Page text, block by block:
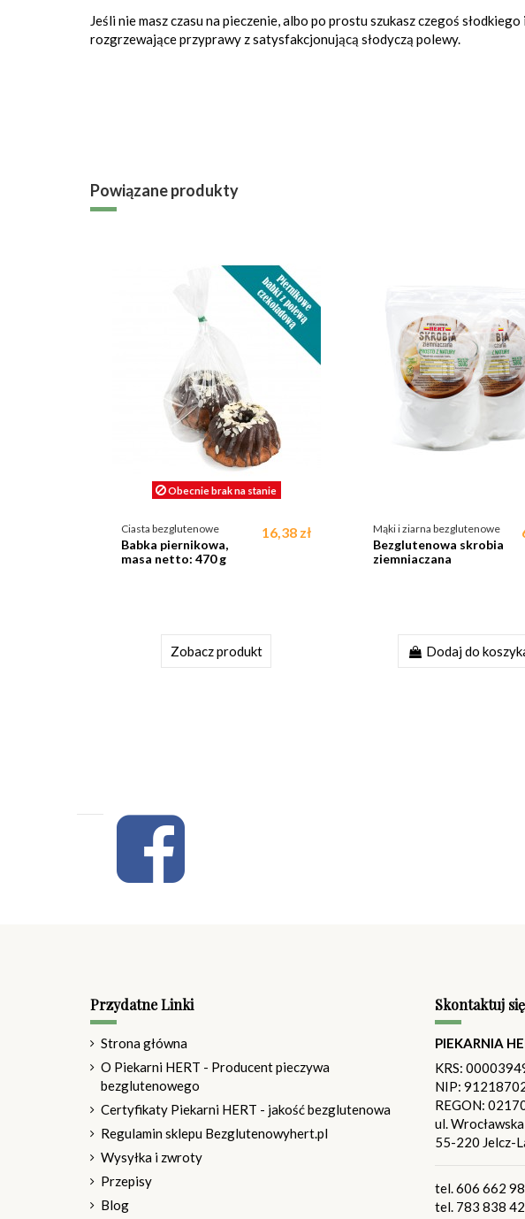
Jeśli nie masz czasu na pieczenie, albo po prostu szukasz czegoś
rozgrzewające przyprawy z satysfakcjonującą słodyczą polewy.
Powiązane produkty
Obecnie brak na stanie
Ciasta bezglutenowe
Babka piernikowa,
masa netto: 470 g
16,38 zł
Zobacz produkt
Mąki i ziarna bezglutenowe
Bezglutenowa skrobia
ziemniaczana
Dodaj do
Przydatne Linki
Strona główna
O Piekarni HERT - Producent pieczywa
bezglutenowego
Certyfikaty Piekarni HERT - jakość bezglutenowa
Regulamin sklepu Bezglutenowyhert.pl
Wysyłka i zwroty
Przepisy
Blog
Skontaktuj
PIEKARNIA
KRS:
NIP:
REGON:
ul.
55-220 Jelcz-
tel.606 662
tel. 783 838